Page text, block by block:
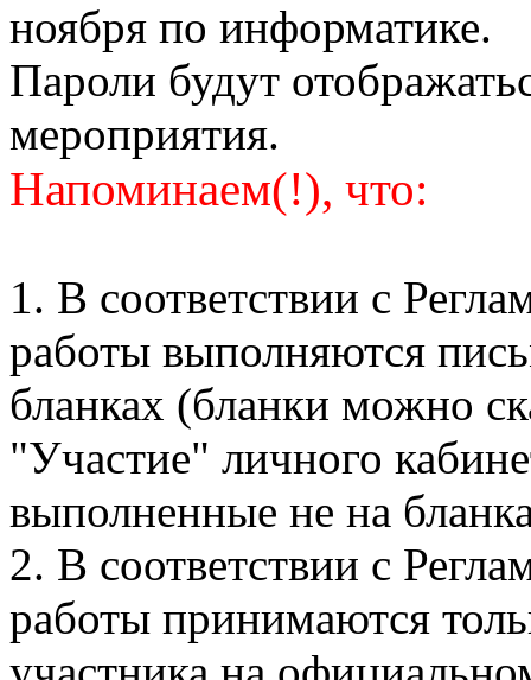
ноября по информатике.
Пароли будут
мероприятия.
Напоминаем(!), что:
1. В соответствии с
работы выполняются
бланках (бланки можно
"Участие" личного
выполненные не на
2. В соответствии с
работы принимаются